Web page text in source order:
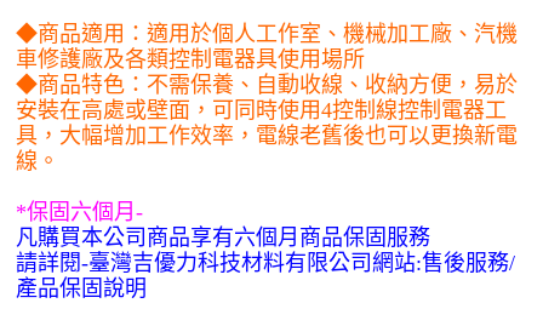
◆商品適用：適用於個人工作室、機械加工廠、汽機
車修護廠及各類控制電器具使用場所
◆商品特色：不需保養、自動收線、收納方便，易於
安裝在高處或壁面，可同時使用4控制線控制電器工
具，大幅增加工作效率，電線老舊後也可以更換新電
線。
*保固六個月 -
凡購買本公司商品享有六個月商品保固服務
請詳閱-臺灣吉優力科技材料有限公司網站:售後服務/
產品保固說明